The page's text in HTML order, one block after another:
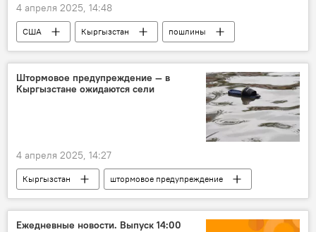
4 апреля 2025, 14:48
США Кыргызстан
пошлины
тарифы
Политика
миропорядок
влияние
Аналитика
Штормовое предупреждение — в
Кыргызстане ожидаются сели
4 апреля 2025, 14:27
Кыргызстан
штормовое предупреждение
сели
дождь МЧС
Ежедневные новости. Выпуск 14:00